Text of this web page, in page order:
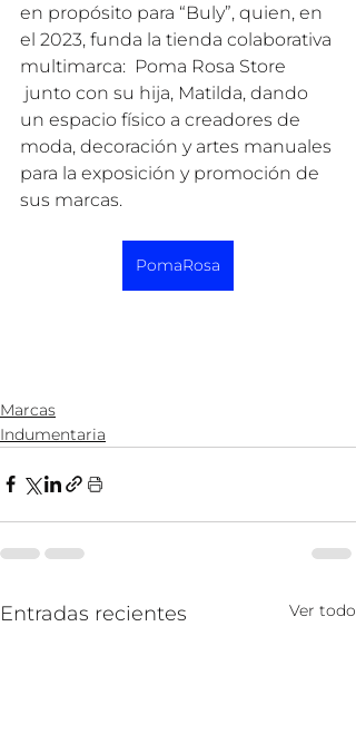
en propósito para “Buly”, quien, en
el 2023, funda la tienda colaborativa
multimarca:  Poma Rosa Store
junto con su hija, Matilda, dando
un espacio físico a creadores de
moda, decoración y artes manuales
para la exposición y promoción de
sus marcas.
PomaRosa
Marcas
Indumentaria
Entradas recientes Ver todo